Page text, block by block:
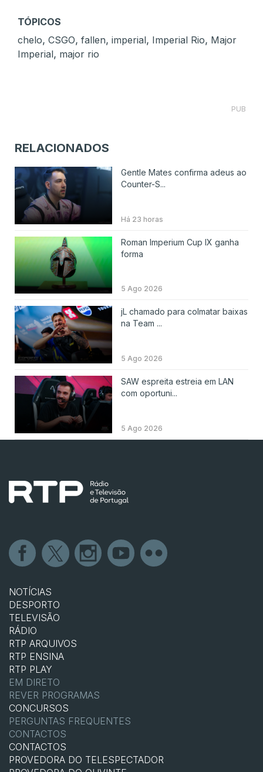
TÓPICOS
chelo, CSGO, fallen, imperial, Imperial Rio, Major
Imperial, major rio
PUB
RELACIONADOS
Gentle Mates confirma adeus ao
Counter-S...
Há 23 horas
Roman Imperium Cup IX ganha
forma
5 Ago 2026
jL chamado para colmatar baixas
na Team ...
5 Ago 2026
SAW espreita estreia em LAN
com oportuni...
5 Ago 2026
NOTÍCIAS
DESPORTO
TELEVISÃO
RÁDIO
RTP ARQUIVOS
RTP ENSINA
RTP PLAY
EM DIRETO
REVER PROGRAMAS
CONCURSOS
PERGUNTAS FREQUENTES
CONTACTOS
CONTACTOS
PROVEDORA DO TELESPECTADOR